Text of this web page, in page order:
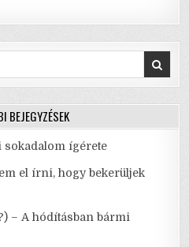
BEJEGYZÉSEK
sokadalom ígérete
el írni, hogy bekerüljek
– A hódításban bármi